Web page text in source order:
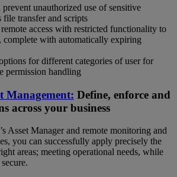
unauthorized use of sensitive
file transfer and scripts
access with restricted functionality to
complete with automatically expiring
for different categories of user for
permission handling
Management: Define, enforce and
across your business
Asset Manager and remote monitoring and
you can successfully apply precisely the
areas; meeting operational needs, while